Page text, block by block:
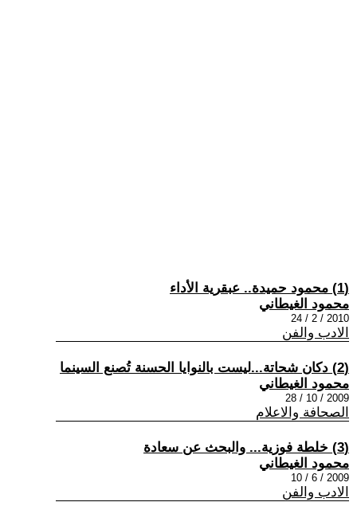
(1) محمود حميدة.. عبقرية الأداء
محمود الغيطاني
2010 / 2 / 24
الادب والفن
(2) دكان شحاتة...ليست بالنوايا الحسنة تُصنع السينما
محمود الغيطاني
2009 / 10 / 28
الصحافة والاعلام
(3) خلطة فوزية... والبحث عن سعادة
محمود الغيطاني
2009 / 6 / 10
الادب والفن